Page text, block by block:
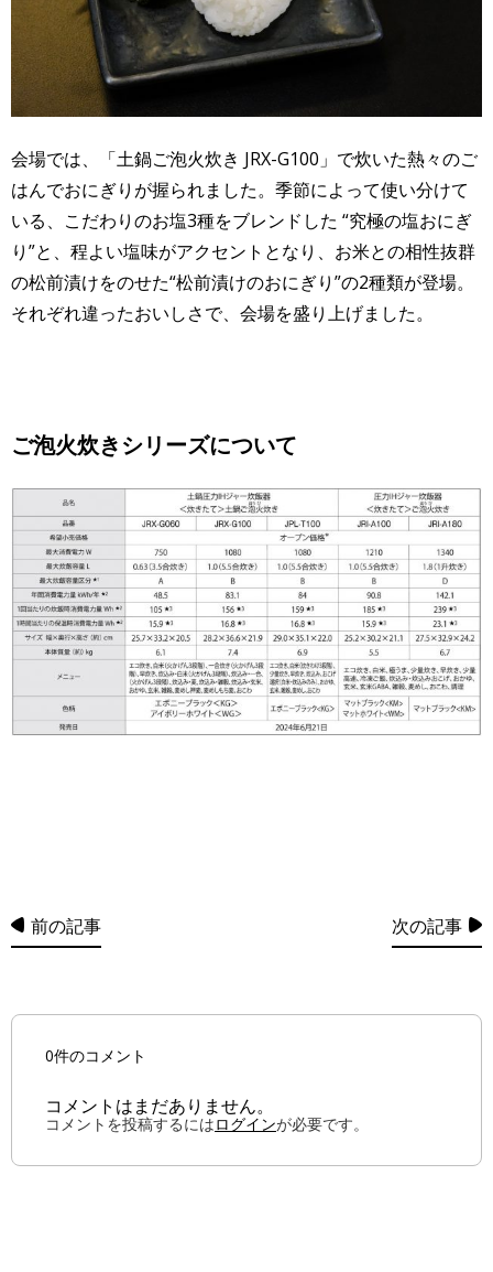
会場では、「土鍋ご泡火炊き JRX-G100」で炊いた熱々のご
はんでおにぎりが握られました。季節によって使い分けて
いる、こだわりのお塩3種をブレンドした “究極の塩おにぎ
り”と、程よい塩味がアクセントとなり、お米との相性抜群
の松前漬けをのせた“松前漬けのおにぎり”の2種類が登場。
それぞれ違ったおいしさで、会場を盛り上げました。
ご泡火炊きシリーズについて
前の記事 次の記事
0件のコメント
コメントはまだありません。
コメントを投稿するにはログインが必要です。